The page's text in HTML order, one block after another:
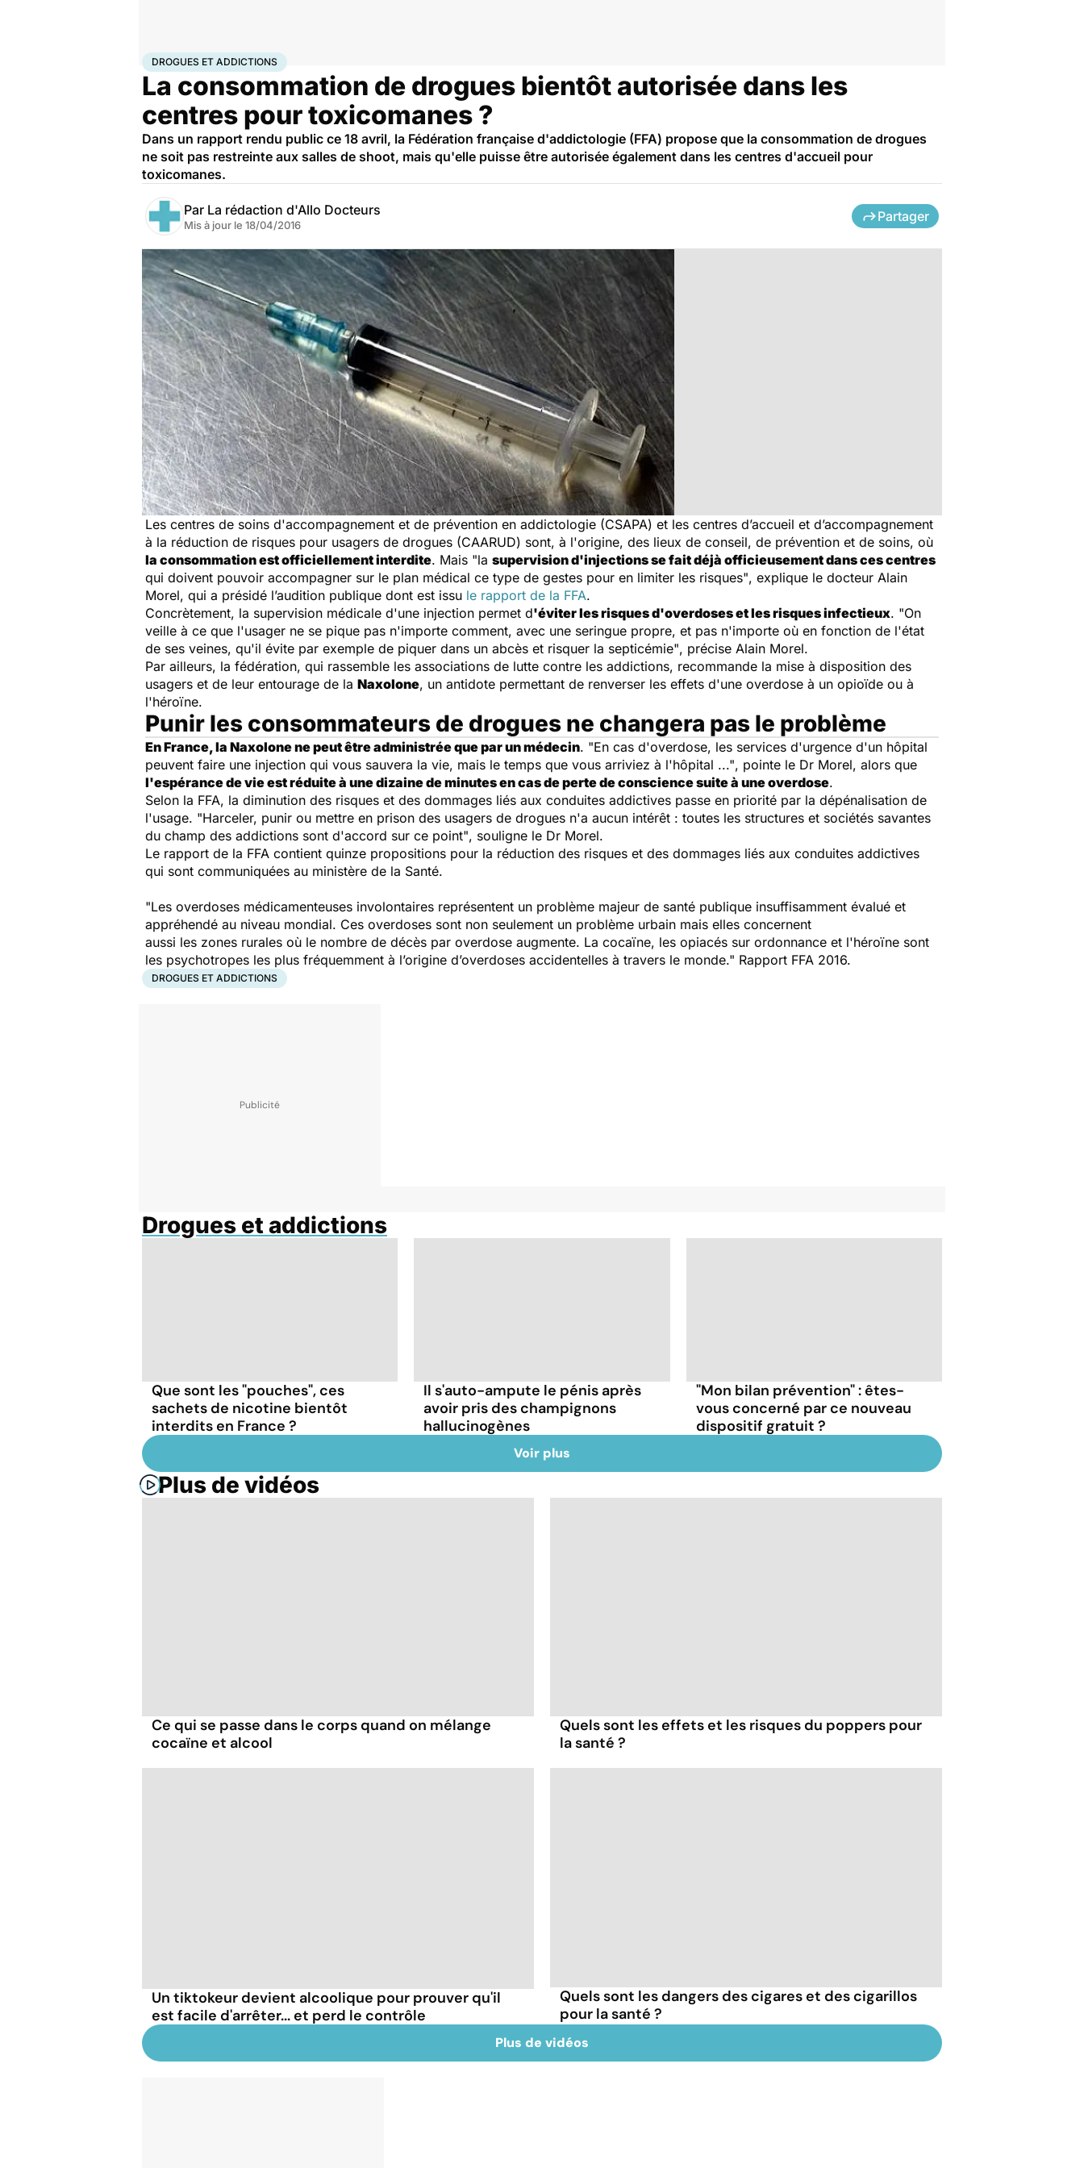
AccueilSanté MaladiesDrogues et addictions
DROGUES ET ADDICTIONS
La consommation de drogues bientôt autorisée dans les
centres pour toxicomanes ?
Dans un rapport rendu public ce 18 avril, la Fédération française d'addictologie (FFA) propose que la consommation de drogues
ne soit pas restreinte aux salles de shoot, mais qu'elle puisse être autorisée également dans les centres d'accueil pour
toxicomanes.
Par La rédaction d'Allo Docteurs
Mis à jour le 18/04/2016
Partager
Les centres de soins d'accompagnement et de prévention en addictologie (CSAPA) et les centres d’accueil et d’accompagnement
à la réduction de risques pour usagers de drogues (CAARUD) sont, à l'origine, des lieux de conseil, de prévention et de soins, où
la consommation est officiellement interdite. Mais "la supervision d'injections se fait déjà officieusement dans ces centres
qui doivent pouvoir accompagner sur le plan médical ce type de gestes pour en limiter les risques", explique le docteur Alain
Morel, qui a présidé l’audition publique dont est issu le rapport de la FFA.
Concrètement, la supervision médicale d'une injection permet d'éviter les risques d'overdoses et les risques infectieux. "On
veille à ce que l'usager ne se pique pas n'importe comment, avec une seringue propre, et pas n'importe où en fonction de l'état
de ses veines, qu'il évite par exemple de piquer dans un abcès et risquer la septicémie", précise Alain Morel.
Par ailleurs, la fédération, qui rassemble les associations de lutte contre les addictions, recommande la mise à disposition des
usagers et de leur entourage de la Naxolone, un antidote permettant de renverser les effets d'une overdose à un opioïde ou à
l'héroïne.
Punir les consommateurs de drogues ne changera pas le problème
En France, la Naxolone ne peut être administrée que par un médecin. "En cas d'overdose, les services d'urgence d'un hôpital
peuvent faire une injection qui vous sauvera la vie, mais le temps que vous arriviez à l'hôpital ...", pointe le Dr Morel, alors que
l'espérance de vie est réduite à une dizaine de minutes en cas de perte de conscience suite à une overdose.
Selon la FFA, la diminution des risques et des dommages liés aux conduites addictives passe en priorité par la dépénalisation de
l'usage. "Harceler, punir ou mettre en prison des usagers de drogues n'a aucun intérêt : toutes les structures et sociétés savantes
du champ des addictions sont d'accord sur ce point", souligne le Dr Morel.
Le rapport de la FFA contient quinze propositions pour la réduction des risques et des dommages liés aux conduites addictives
qui sont communiquées au ministère de la Santé.
"Les overdoses médicamenteuses involontaires représentent un problème majeur de santé publique insuffisamment évalué et
appréhendé au niveau mondial. Ces overdoses sont non seulement un problème urbain mais elles concernent
aussi les zones rurales où le nombre de décès par overdose augmente. La cocaïne, les opiacés sur ordonnance et l'héroïne sont
les psychotropes les plus fréquemment à l’origine d’overdoses accidentelles à travers le monde." Rapport FFA 2016.
DROGUES ET ADDICTIONS
Drogues et addictions
Que sont les "pouches", ces
sachets de nicotine bientôt
interdits en France ?
Il s'auto-ampute le pénis après
avoir pris des champignons
hallucinogènes
"Mon bilan prévention" : êtes-
vous concerné par ce nouveau
dispositif gratuit ?
Voir plus
Plus de vidéos
Ce qui se passe dans le corps quand on mélange
cocaïne et alcool
Quels sont les effets et les risques du poppers pour
la santé ?
Un tiktokeur devient alcoolique pour prouver qu'il
est facile d'arrêter... et perd le contrôle
Quels sont les dangers des cigares et des cigarillos
pour la santé ?
Plus de vidéos